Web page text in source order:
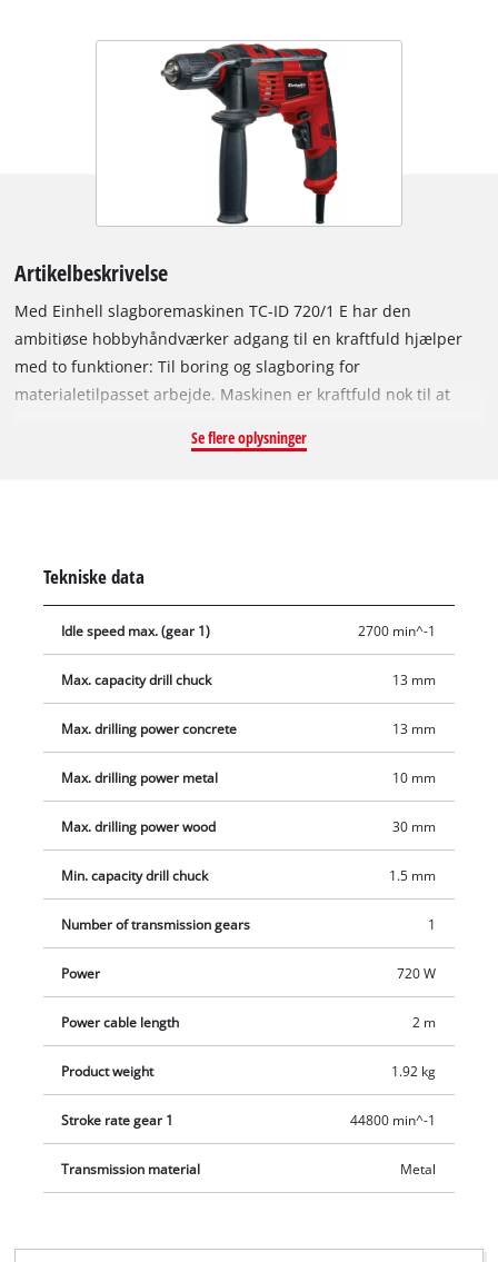
Artikelbeskrivelse
Med Einhell slagboremaskinen TC-ID 720/1 E har den
ambitiøse hobbyhåndværker adgang til en kraftfuld hjælper
med to funktioner: Til boring og slagboring for
materialetilpasset arbejde. Maskinen er kraftfuld nok til at
forbindelse sørger den elektroniske omdrejningstalregulering
boring og skruning i hårde materialer. Låsen til kontinuerlig
ergonomiske softgripflader gør arbejdet behageligt. Takket
være ekstragrebet er slagboremaskinen sikkert fastgjort ved
hjælp af ribberne. I den robuste 13 mm selvspændende
borepatron fastspændes det ønskede tilbehør (borepatron 1,5
til 13 mm). TC-ID 720/1 E egner sig desuden til fastgørelse i et
borestativ med 43 mm spændehals. Dybdestoppet af massivt
metal 10 mm og i beton 13 mm.
Se flere oplysninger
Tekniske data
Idle speed max. (gear 1) 2700 min^-1
Max. capacity drill chuck 13 mm
Max. drilling power concrete 13 mm
Max. drilling power metal 10 mm
Max. drilling power wood 30 mm
Min. capacity drill chuck 1.5 mm
Number of transmission gears 1
Power 720 W
Power cable length 2 m
Product weight 1.92 kg
Stroke rate gear 1 44800 min^-1
Transmission material Metal